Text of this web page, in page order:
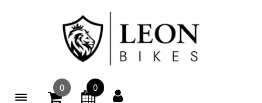
Toggle navigation
0 0